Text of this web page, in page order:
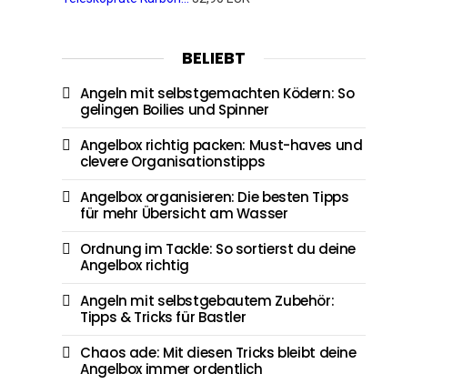
BELIEBT
Angeln mit selbstgemachten Ködern: So
gelingen Boilies und Spinner
Angelbox richtig packen: Must-haves und
clevere Organisationstipps
Angelbox organisieren: Die besten Tipps
für mehr Übersicht am Wasser
Ordnung im Tackle: So sortierst du deine
Angelbox richtig
Angeln mit selbstgebautem Zubehör:
Tipps & Tricks für Bastler
Chaos ade: Mit diesen Tricks bleibt deine
Angelbox immer ordentlich